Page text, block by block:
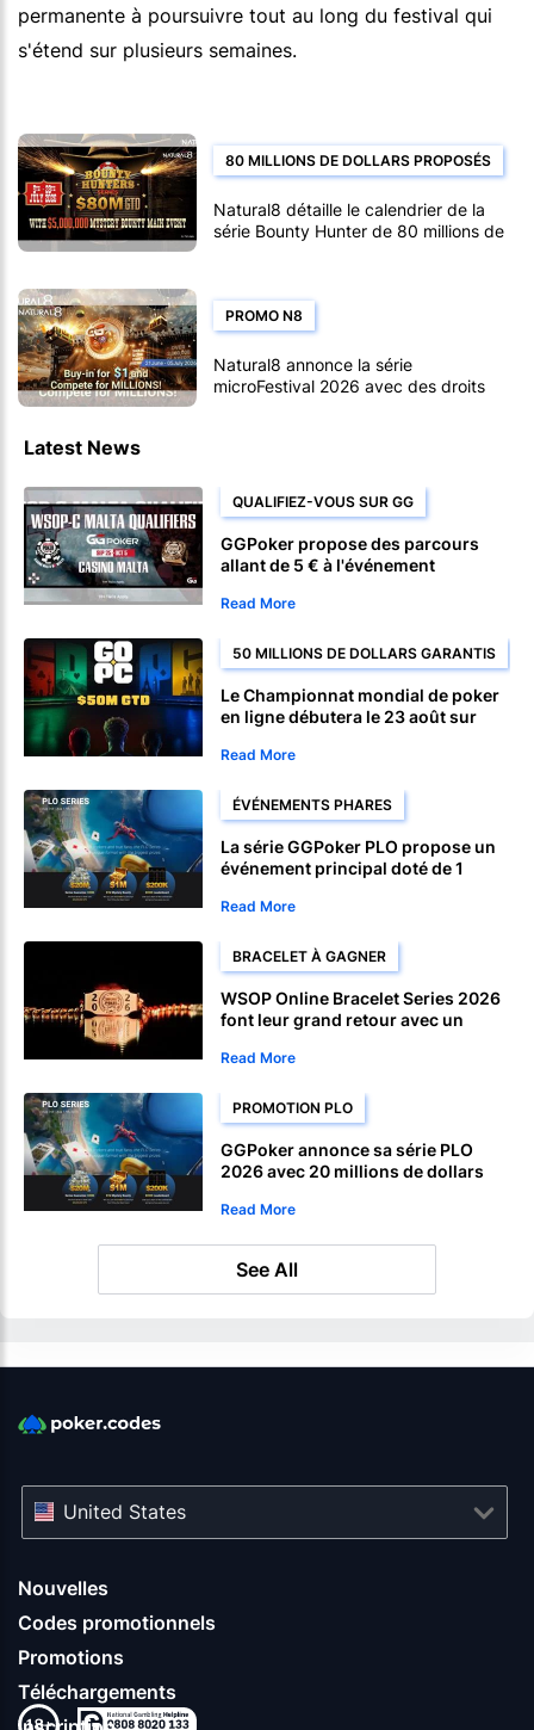
permanente à poursuivre tout au long du festival qui
s'étend sur plusieurs semaines.
80 MILLIONS DE DOLLARS PROPOSÉS
Natural8 détaille le calendrier de la
série Bounty Hunter de 80 millions de
PROMO N8
Natural8 annonce la série
microFestival 2026 avec des droits
Latest News
QUALIFIEZ-VOUS SUR GG
GGPoker propose des parcours
allant de 5 € à l'événement
(1 500 €).
Read More
50 MILLIONS DE DOLLARS GARANTIS
Le Championnat mondial de poker
en ligne débutera le 23 août sur
Read More
ÉVÉNEMENTS PHARES
La série GGPoker PLO propose un
événement principal doté de 1
août
Read More
BRACELET À GAGNER
WSOP Online Bracelet Series 2026
font leur grand retour avec un
Read More
PROMOTION PLO
GGPoker annonce sa série PLO
2026 avec 20 millions de dollars
Read More
See All
Nouvelles
Codes promotionnels
Promotions
Téléchargements
United States